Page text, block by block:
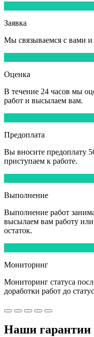
Заявка
Мы связываемся с вами и
Оценка
В течение 24 часов мы
работ и высылаем вам.
Предоплата
Вы вносите предоплату
приступаем к работе.
Выполнение
Выполнение работ
высылаем вам работу
остаток.
Мониторинг
Мониторинг статуса
доработки работ до
Наши гарантии